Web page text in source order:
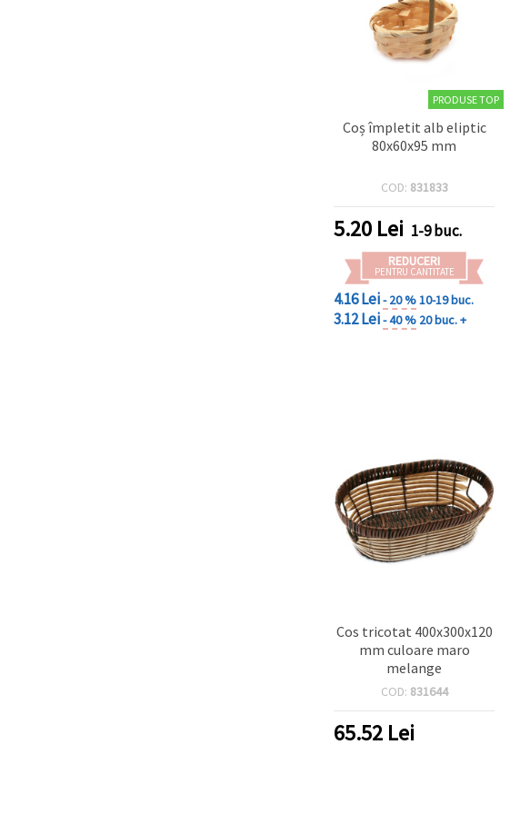
PRODUSE TOP
Coș împletit alb eliptic
80x60x95 mm
COD: 831833
5.20 Lei 1-9 buc.
REDUCERI
PENTRU CANTITATE
4.16 Lei- 20 %10-19 buc.
3.12 Lei- 40 % 20 buc. +
Cos tricotat 400x300x120
mm culoare maro
melange
COD: 831644
65.52 Lei